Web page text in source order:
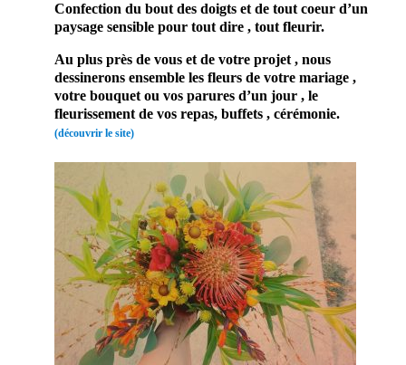
Confection du bout des doigts et de tout coeur d’un
paysage sensible pour tout dire , tout fleurir.
Au plus près de vous et de votre projet , nous
dessinerons ensemble les fleurs de votre mariage ,
votre bouquet ou vos parures d’un jour , le
fleurissement de vos repas, buffets , cérémonie.
(découvrir le site)